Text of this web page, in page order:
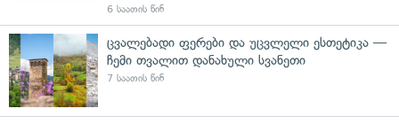
6 საათის წინ
ცვალებადი ფერები და უცვლელი ესთეტიკა —
ჩემი თვალით დანახული სვანეთი
7 საათის წინ